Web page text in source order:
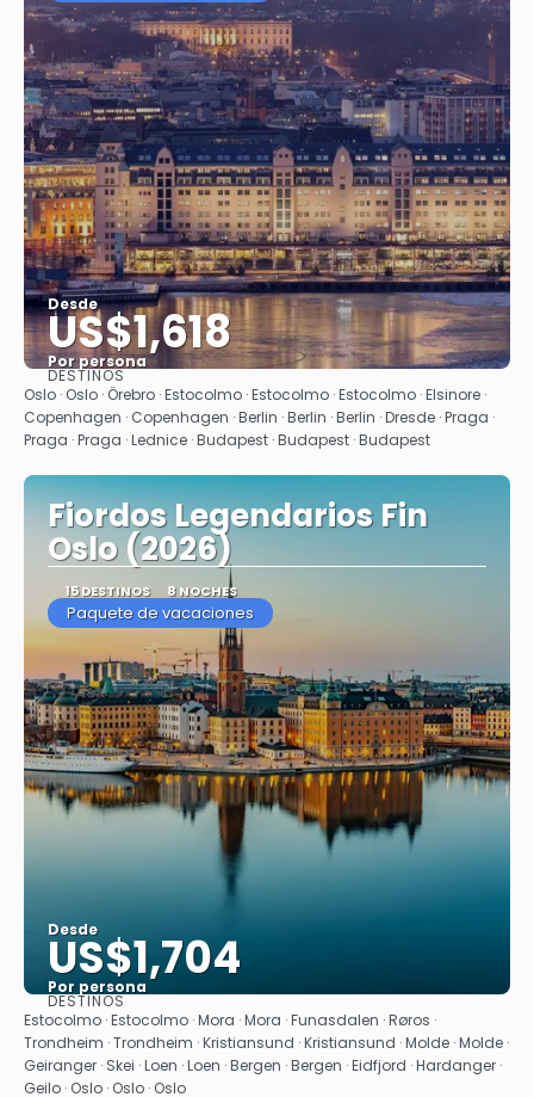
Desde
US$1,618
Por persona
Ver
DESTINOS
Oslo · Oslo · Örebro · Estocolmo · Estocolmo · Estocolmo · Elsinore ·
Copenhagen · Copenhagen · Berlin · Berlin · Berlin · Dresde · Praga ·
Praga · Praga · Lednice · Budapest · Budapest · Budapest
Fiordos Legendarios Fin
Oslo (2026)
15 DESTINOS 8 NOCHES
Paquete de vacaciones
Desde
US$1,704
Por persona
Ver
DESTINOS
Estocolmo · Estocolmo · Mora · Mora · Funasdalen · Røros ·
Trondheim · Trondheim · Kristiansund · Kristiansund · Molde · Molde ·
Geiranger · Skei · Loen · Loen · Bergen · Bergen · Eidfjord · Hardanger ·
Geilo · Oslo · Oslo · Oslo